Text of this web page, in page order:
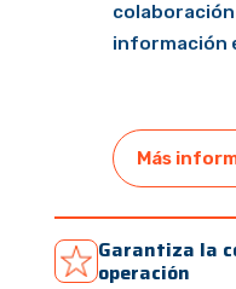
colaboración
información
Más
Garantiza la
operación